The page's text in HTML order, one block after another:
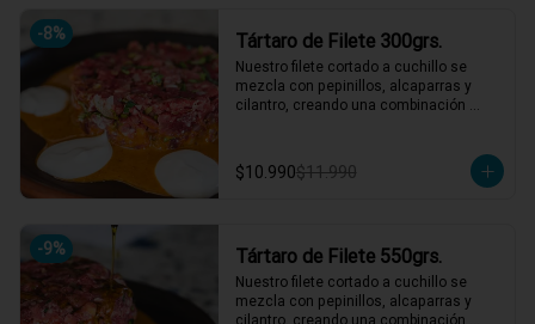
*El peso neto corresponde al producto
en su presentación completa, salsas o
acompañamientos incluidos.
-8% Tártaro de Filete 300grs.
Nuestro filete cortado a cuchillo se
mezcla con pepinillos, alcaparras y
cilantro, creando una combinación
que eleva cada bocado. ¡Un clásico
reinventado que te hará volver por más!
*El peso neto corresponde al producto
en su presentación completa, salsas o
acompañamientos incluidos.
$10.990$11.990
-9% Tártaro de Filete 550grs.
Nuestro filete cortado a cuchillo se
mezcla con pepinillos, alcaparras y
cilantro, creando una combinación